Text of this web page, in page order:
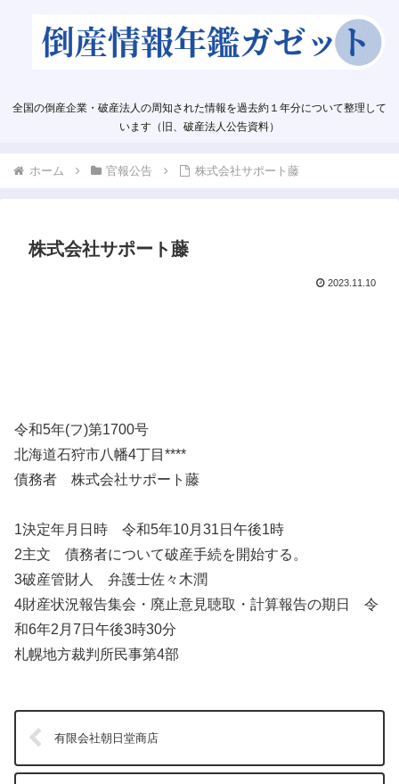
全国の倒産企業・破産法人の周知された情報を過去約１年分について整理して
います（旧、破産法人公告資料）
ホーム 官報公告 株式会社サポート藤
株式会社サポート藤
2023.11.10
令和5年(フ)第1700号
北海道石狩市八幡4丁目****
債務者 株式会社サポート藤
1決定年月日時 令和5年10月31日午後1時
2主文 債務者について破産手続を開始する。
3破産管財人 弁護士佐々木潤
4財産状況報告集会・廃止意見聴取・計算報告の期日 令
和6年2月7日午後3時30分
札幌地方裁判所民事第4部
有限会社朝日堂商店